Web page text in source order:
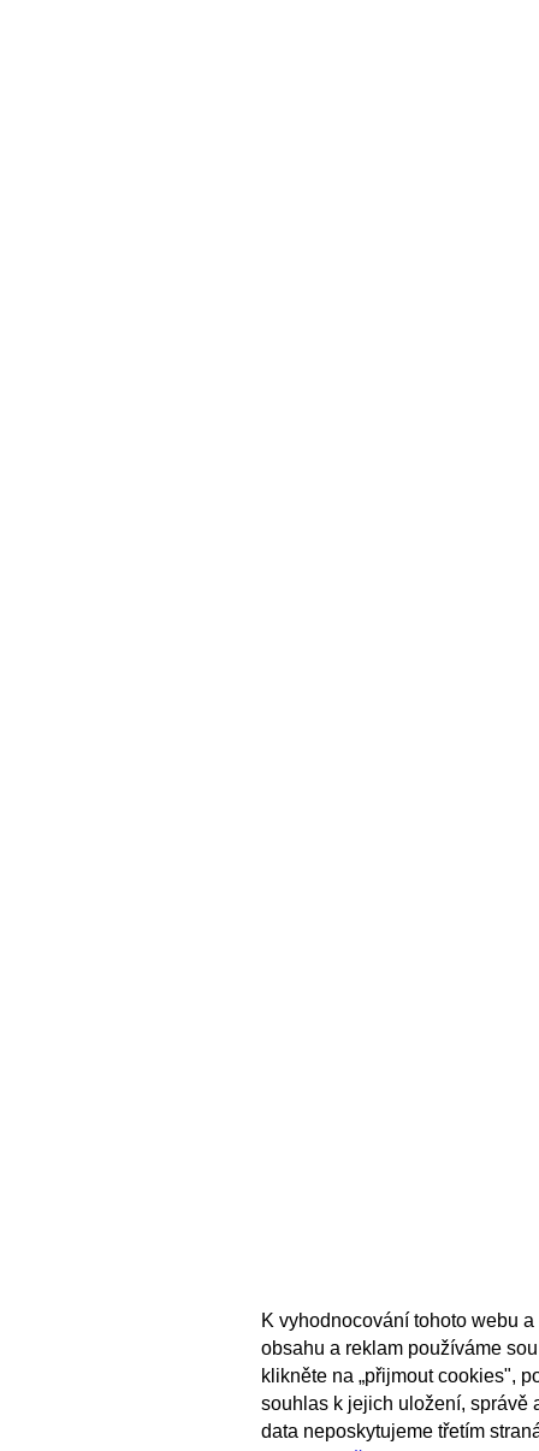
K vyhodnocování tohoto webu
obsahu a reklam používáme
klikněte na „přijmout cookies",
souhlas k jejich uložení, správě
data neposkytujeme třetím